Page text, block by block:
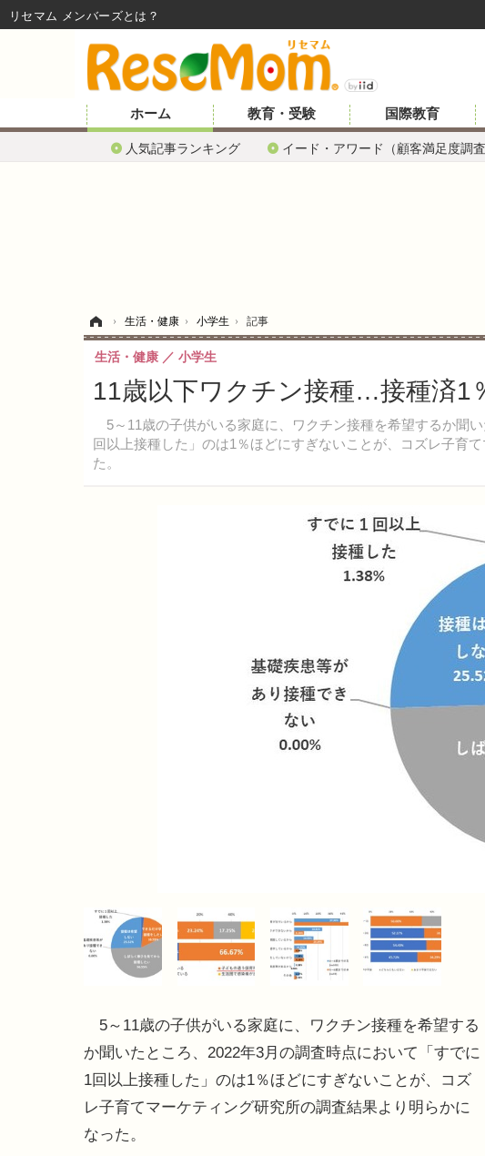
ホーム
人気記事ランキング イード・アワード（顧客満足度調査
教育・受験 国際教育
› 生活・健康 › 小学生 › 記事
11歳以下ワクチン接種…接種済1
5～11歳の子供がいる家庭に、ワクチン接種を希望するか聞
回以上接種した」のは1％ほどにすぎないことが、コズレ子育
た。
生活・健康 小学生
5～11歳の子供がいる家庭に、ワクチン接種を希望する
か聞いたところ、2022年3月の調査時点において「すでに
1回以上接種した」のは1％ほどにすぎないことが、コズ
レ子育てマーケティング研究所の調査結果より明らかに
なった。
リセマム メンバーズ